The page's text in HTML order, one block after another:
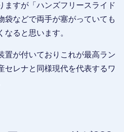
ますが「ハンズフリースライド
袋などで両手が塞がっていても
なると思います。
置が付いておりこれが最高ラン
セレナと同様現代を代表するワ